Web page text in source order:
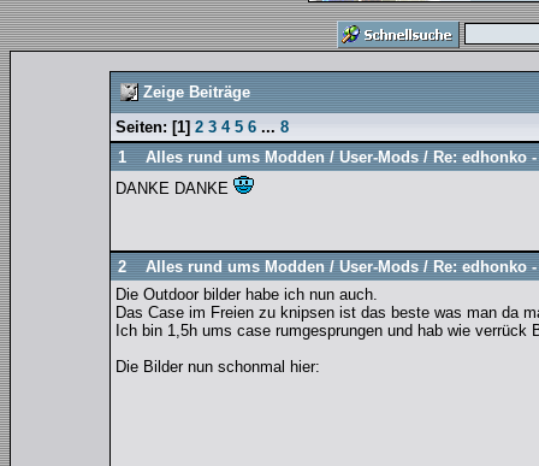
Zeige Beiträge
Seiten:[1] 2 3 4 5 6 ... 8
1
Alles rund ums Modden/ User-Mods/ Re: edhonko
DANKE DANKE
2 Alles rund ums Modden/ User-Mods/ Re: edhonko
Die Outdoor bilder habe ich nun auch.
Das Case im Freien zu knipsen ist das beste was man da
Ich bin 1,5h ums case rumgesprungen und hab wie
Die Bilder nun schonmal hier: